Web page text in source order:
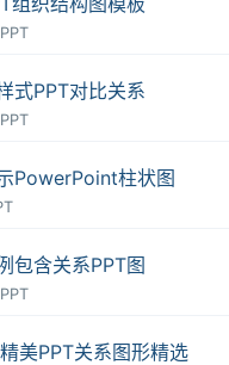
式PPT对比关系
PowerPoint柱状图
包含关系PPT图
美PPT关系图形精选